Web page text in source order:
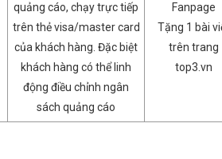
quảng cáo, chạy trực tiếp
trên thẻ visa/master card
của khách hàng. Đặc biệt
khách hàng có thể linh
động điều chỉnh ngân
sách quảng cáo
Fanpage
Tặng 1 bài
trên trang
top3.vn